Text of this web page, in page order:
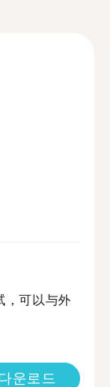
，可以与外
운로드